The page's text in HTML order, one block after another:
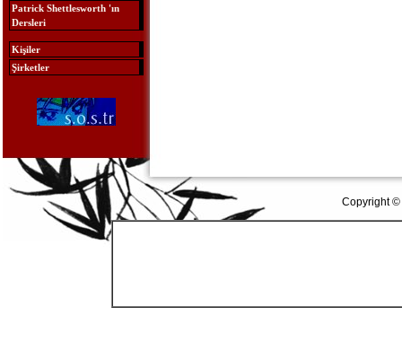
Patrick Shettlesworth 'ın
Dersleri
Kişiler
Şirketler
Copyright ©